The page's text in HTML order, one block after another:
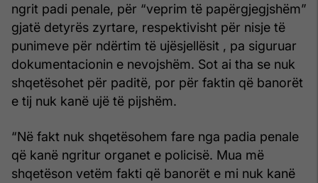
ngrit padi penale, për “veprim të papërgjegjshëm”
gjatë detyrës zyrtare, respektivisht për nisje të
punimeve për ndërtim të ujësjellësit , pa siguruar
dokumentacionin e nevojshëm. Sot ai tha se nuk
shqetësohet për paditë, por për faktin që banorët
e tij nuk kanë ujë të pijshëm.
“Në fakt nuk shqetësohem fare nga padia penale
që kanë ngritur organet e policisë. Mua më
shqetëson vetëm fakti që banorët e mi nuk kanë